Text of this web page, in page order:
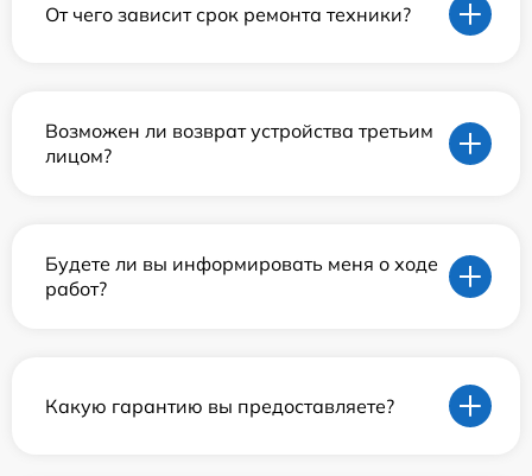
От чего зависит срок ремонта техники?
Возможен ли возврат устройства третьим
лицом?
Будете ли вы информировать меня о ходе
работ?
Какую гарантию вы предоставляете?